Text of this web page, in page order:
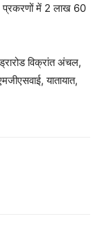
में 2 लाख 60
विक्रांत अंचल,
यातायात,